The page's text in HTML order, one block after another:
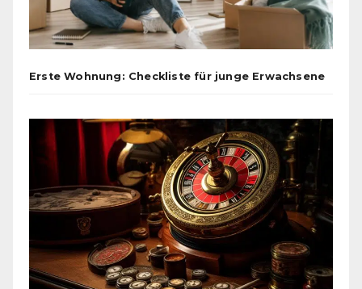
Erste Wohnung: Checkliste für junge Erwachsene